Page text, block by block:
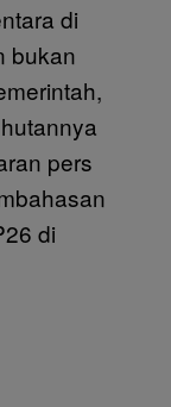
di
bukan
pers
di